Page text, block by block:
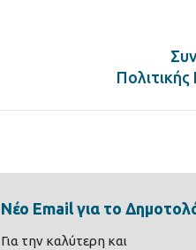
post:
Νέο Email για το
Για την καλύτερη και